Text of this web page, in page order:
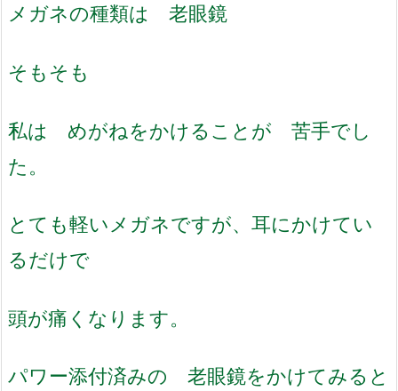
メガネの種類は 老眼鏡
そもそも
私は めがねをかけることが 苦手でし
た。
とても軽いメガネですが、耳にかけてい
るだけで
頭が痛くなります。
パワー添付済みの 老眼鏡をかけてみると